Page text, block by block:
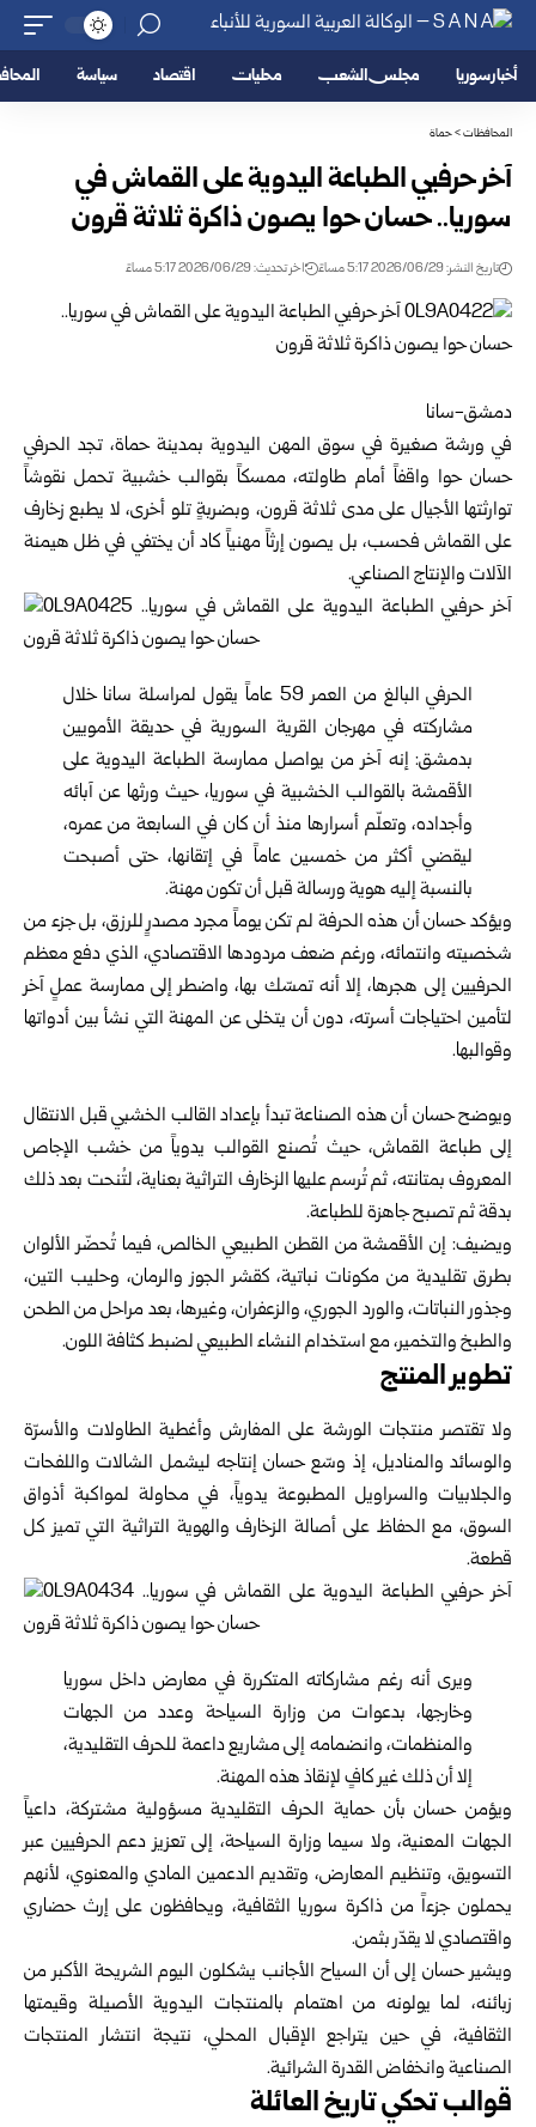
أخبار سوريا مجلس الشعب محليات اقتصاد سياسة
المحافظات>حماة
آخر حرفيي الطباعة اليدوية على القماش في
سوريا.. حسان حوا يصون ذاكرة ثلاثة قرون
تاريخ النشر: 2026/06/29 5:17 مساءً اخر تحديث: 2026/06/29 5:17 مساءً
دمشق-سانا
في ورشة صغيرة في سوق المهن اليدوية بمدينةحماة، تجد الحرفي
حسان حوا واقفاً أمام طاولته، ممسكاً بقوالب خشبية تحمل نقوشاً
توارثتها الأجيال على مدى ثلاثة قرون، وبضربةٍ تلو أخرى، لا يطبع زخارف
على القماش فحسب، بل يصون إرثاً مهنياً كاد أن يختفي في ظل هيمنة
الآلات والإنتاج الصناعي.
الحرفي البالغ من العمر 59 عاماً يقول لمراسلة سانا خلال
مشاركته في مهرجان القرية السورية في حديقة الأمويين
بدمشق: إنه آخر من يواصل ممارسة الطباعة اليدوية على
الأقمشة بالقوالب الخشبية في سوريا، حيث ورثها عن آبائه
وأجداده، وتعلّم أسرارها منذ أن كان في السابعة من عمره،
ليقضي أكثر من خمسين عاماً في إتقانها، حتى أصبحت
بالنسبة إليه هوية ورسالة قبل أن تكون مهنة.
ويؤكد حسان أن هذه الحرفة لم تكن يوماً مجرد مصدرٍ للرزق، بل جزء من
شخصيته وانتمائه، ورغم ضعف مردودها الاقتصادي، الذي دفع معظم
الحرفيين إلى هجرها، إلا أنه تمسّك بها، واضطر إلى ممارسة عملٍ آخر
لتأمين احتياجات أسرته، دون أن يتخلى عن المهنة التي نشأ بين أدواتها
وقوالبها.
ويوضح حسان أن هذه الصناعة تبدأ بإعداد القالب الخشبي قبل الانتقال
إلى طباعة القماش، حيث تُصنع القوالب يدوياً من خشب الإجاص
المعروف بمتانته، ثم تُرسم عليها الزخارف التراثية بعناية، لتُنحت بعد ذلك
بدقة ثم تصبح جاهزة للطباعة.
ويضيف: إن الأقمشة من القطن الطبيعي الخالص، فيما تُحضّر الألوان
بطرق تقليدية من مكونات نباتية، كقشر الجوز والرمان، وحليب التين،
وجذور النباتات، والورد الجوري، والزعفران، وغيرها، بعد مراحل من الطحن
والطبخ والتخمير، مع استخدام النشاء الطبيعي لضبط كثافة اللون.
تطوير المنتج
ولا تقتصر منتجات الورشة على المفارش وأغطية الطاولات والأسرّة
والوسائد والمناديل، إذ وسّع حسان إنتاجه ليشمل الشالات واللفحات
والجلابيات والسراويل المطبوعة يدوياً، في محاولة لمواكبة أذواق
السوق، مع الحفاظ على أصالة الزخارف والهوية التراثية التي تميز كل
قطعة.
ويرى أنه رغم مشاركاته المتكررة في معارض داخل سوريا
وخارجها، بدعوات من وزارة السياحة وعدد من الجهات
والمنظمات، وانضمامه إلى مشاريع داعمة للحرف التقليدية،
إلا أن ذلك غير كافٍ لإنقاذ هذه المهنة.
ويؤمن حسان بأن حماية الحرف التقليدية مسؤولية مشتركة، داعياً
الجهات المعنية، ولا سيما وزارة السياحة، إلى تعزيز دعم الحرفيين عبر
التسويق، وتنظيم المعارض، وتقديم الدعمين المادي والمعنوي، لأنهم
يحملون جزءاً من ذاكرة سوريا الثقافية، ويحافظون على إرث حضاري
واقتصادي لا يقدّر بثمن.
ويشير حسان إلى أن السياح الأجانب يشكلون اليوم الشريحة الأكبر من
زبائنه، لما يولونه من اهتمام بالمنتجات اليدوية الأصيلة وقيمتها
الثقافية، في حين يتراجع الإقبال المحلي، نتيجة انتشار المنتجات
الصناعية وانخفاض القدرة الشرائية.
قوالب تحكي تاريخ العائلة